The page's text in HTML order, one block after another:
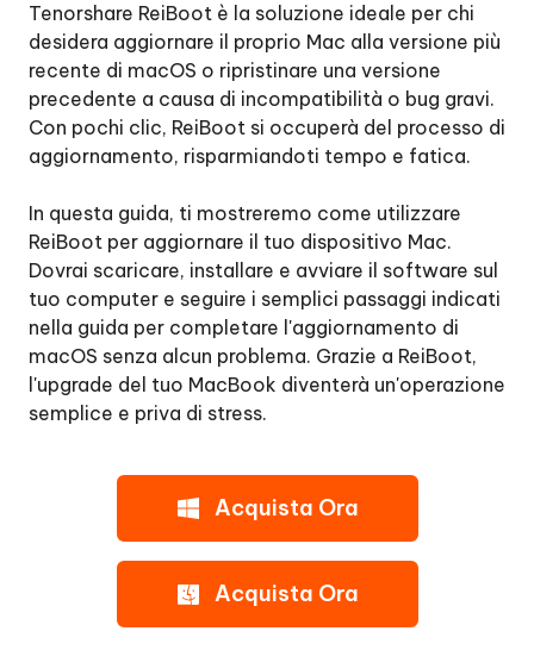
sistema
iOS
Aggiorna
iOS/iPadOS
iOS/iPadOS
Correggi
il
sistema
macOS
Aggiorna
Collegare
Tenorshare ReiBoot è la soluzione ideale per chi
desidera aggiornare il proprio Mac alla versione più
recente di macOS o ripristinare una versione
precedente a causa di incompatibilità o bug gravi.
Con pochi clic, ReiBoot si occuperà del processo di
aggiornamento, risparmiandoti tempo e fatica.
In questa guida, ti mostreremo come utilizzare
ReiBoot per aggiornare il tuo dispositivo Mac.
Dovrai scaricare, installare e avviare il software sul
tuo computer e seguire i semplici passaggi indicati
nella guida per completare l'aggiornamento di
macOS senza alcun problema. Grazie a ReiBoot,
l'upgrade del tuo MacBook diventerà un'operazione
semplice e priva di stress.
Acquista Ora
Acquista Ora